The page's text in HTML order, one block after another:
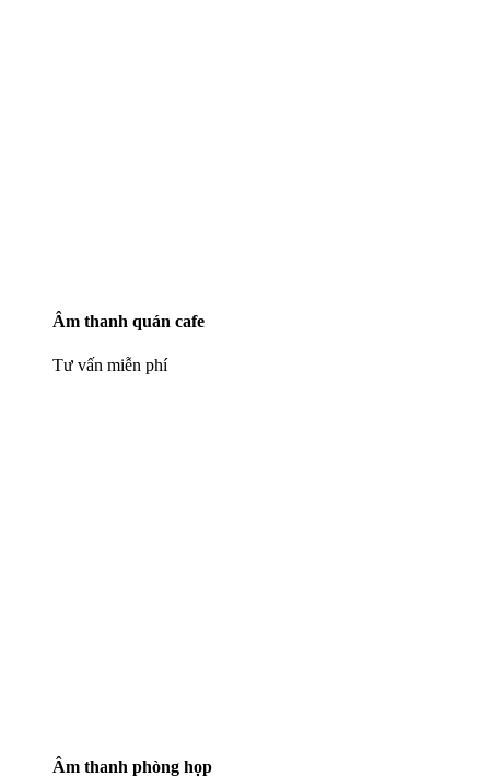
Âm thanh quán cafe
Tư vấn miễn phí
Âm thanh phòng họp